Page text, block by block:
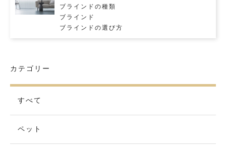
ブラインドの種類
ブラインド
ブラインドの選び方
カテゴリー
すべて
ペット